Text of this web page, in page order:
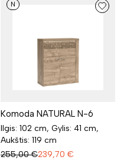
N
Komoda NATURAL N-6
Ilgis: 102 cm, Gylis: 41 cm,
Aukštis: 119 cm
255,00 €239,70 €